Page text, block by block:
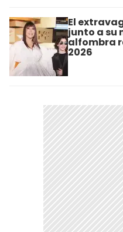
El
junto a su
alfombra
2026